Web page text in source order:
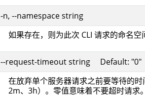
-n, --namespace string
如果存在，则为此次 CLI 请求的命名空
--request-timeout string Default: "0"
在放弃单个服务器请求之前要等待的
2m、3h）。零值意味着不要超时请求。